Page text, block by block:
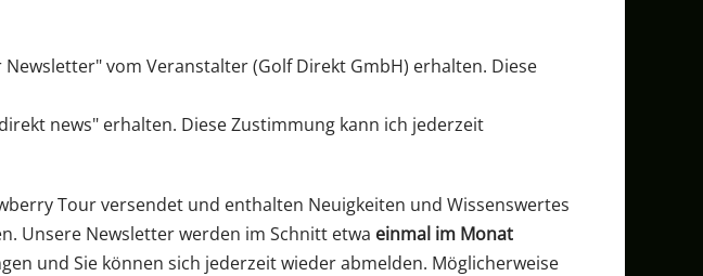
vom Veranstalter (Golf Direkt GmbH) erhalten. Diese
news" erhalten. Diese Zustimmung kann ich jederzeit
Tour versendet und enthalten Neuigkeiten und Wissenswertes
Unsere Newsletter werden im Schnitt etwa einmal im Monat
und Sie können sich jederzeit wieder abmelden. Möglicherweise